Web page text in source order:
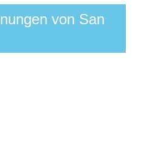
von San